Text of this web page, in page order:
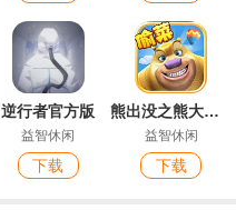
逆行者官方版
益智休闲
下载
熊出没之熊大农场免费购买版手游
益智休闲
下载